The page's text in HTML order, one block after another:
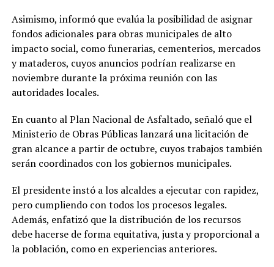
Asimismo, informó que evalúa la posibilidad de asignar
fondos adicionales para obras municipales de alto
impacto social, como funerarias, cementerios, mercados
y mataderos, cuyos anuncios podrían realizarse en
noviembre durante la próxima reunión con las
autoridades locales.
En cuanto al Plan Nacional de Asfaltado, señaló que el
Ministerio de Obras Públicas lanzará una licitación de
gran alcance a partir de octubre, cuyos trabajos también
serán coordinados con los gobiernos municipales.
El presidente instó a los alcaldes a ejecutar con rapidez,
pero cumpliendo con todos los procesos legales.
Además, enfatizó que la distribución de los recursos
debe hacerse de forma equitativa, justa y proporcional a
la población, como en experiencias anteriores.